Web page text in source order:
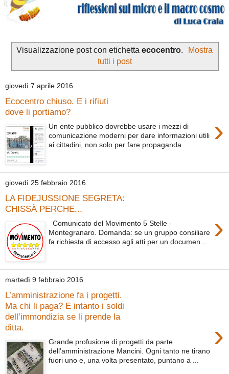
Visualizzazione post con etichetta ecocentro.
Mostra
tutti i post
giovedì 7 aprile 2016
Ecocentro chiuso. E i rifiuti
dove li portiamo?
›
Un ente pubblico dovrebbe usare i mezzi di
comunicazione moderni per dare informazioni utili
ai cittadini, non solo per fare propaganda...
giovedì 25 febbraio 2016
LA FIDEJUSSIONE SEGRETA:
CHISSÀ PERCHE...
›
Comunicato del Movimento 5 Stelle -
Montegranaro. Domanda: se un gruppo consiliare
fa richiesta di accesso agli atti per un documen...
martedì 9 febbraio 2016
L’amministrazione fa i progetti.
Ma chi li paga? E intanto i soldi
dell’immondizia se li prende la
ditta.
›
Grande profusione di progetti da parte
dell’amministrazione Mancini. Ogni tanto ne tirano
fuori uno e, una volta presentato, puntano a ...